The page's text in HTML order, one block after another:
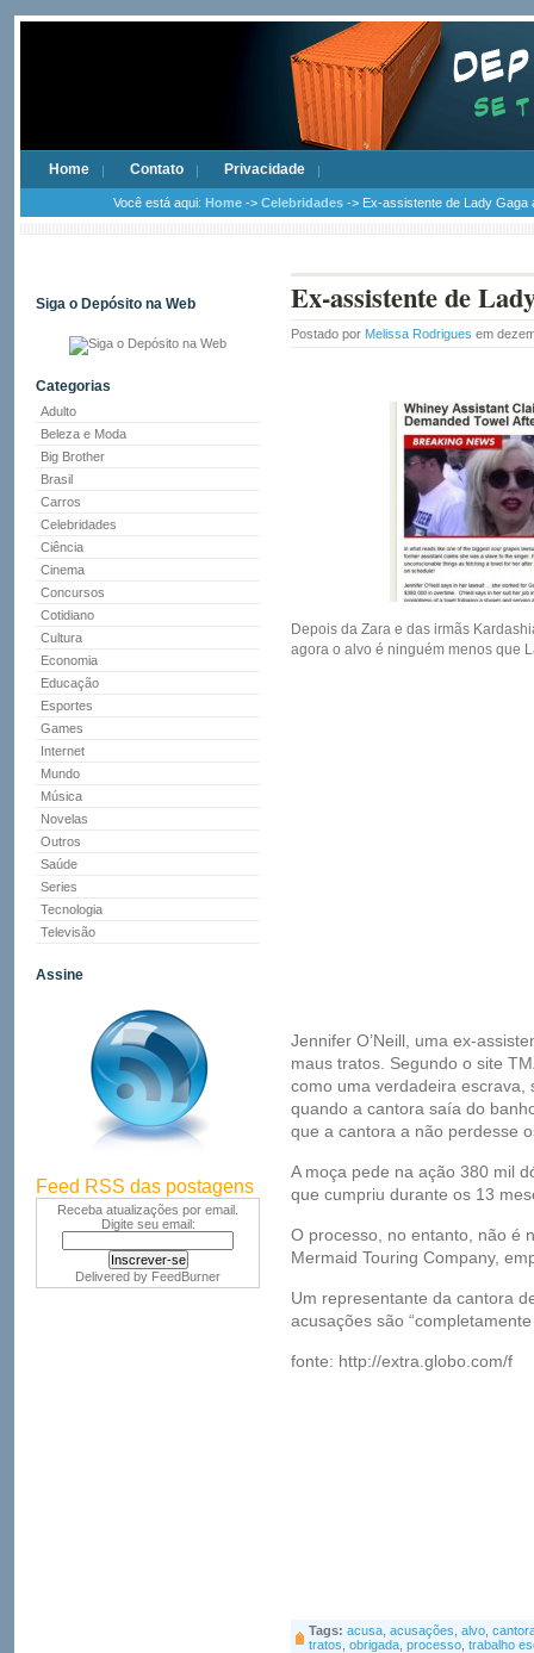
Home Contato Privacidade
Você está aqui: Home -> Celebridades -> Ex-assistente de Lady
Siga o Depósito na Web
Categorias
Adulto
Beleza e Moda
Big Brother
Brasil
Carros
Celebridades
Ciência
Cinema
Concursos
Cotidiano
Cultura
Economia
Educação
Esportes
Games
Internet
Mundo
Música
Novelas
Outros
Saúde
Series
Tecnologia
Televisão
Assine
Feed RSS das postagens
Receba atualizações por email.
Digite seu email:
Delivered by FeedBurner
Ex-assistente de
Postado por Melissa Rodrigues em
Depois da Zara e das irmãs
agora o alvo é ninguém menos que
Jennifer O’Neill, uma ex-
maus tratos. Segundo o site
como uma verdadeira
quando a cantora saía do
que a cantora a não perdesse
A moça pede na ação 380 mil
que cumpriu durante os 13
O processo, no entanto, não é
Mermaid Touring Company,
Um representante da cantora
acusações são “completamente
fonte: http://extra.globo.com/f
Tags: acusa acusações alvo
tratos obrigada processo trabalho